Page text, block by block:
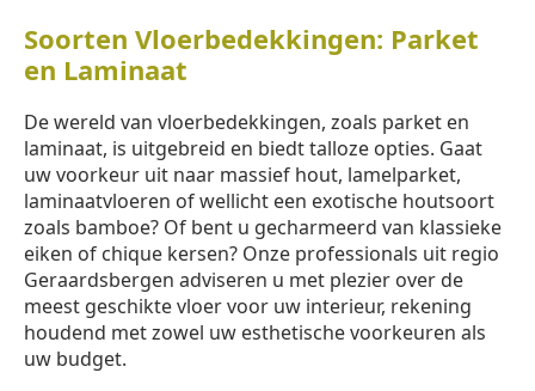
Soorten Vloerbedekkingen: Parket
en Laminaat
De wereld van vloerbedekkingen, zoals parket en
laminaat, is uitgebreid en biedt talloze opties. Gaat
uw voorkeur uit naar massief hout, lamelparket,
laminaatvloeren of wellicht een exotische houtsoort
zoals bamboe? Of bent u gecharmeerd van klassieke
eiken of chique kersen? Onze professionals uit regio
Geraardsbergen adviseren u met plezier over de
meest geschikte vloer voor uw interieur, rekening
houdend met zowel uw esthetische voorkeuren als
uw budget.